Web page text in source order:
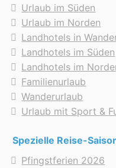
Urlaub im Süden
Urlaub im Norden
Landhotels in
Landhotels im Süden
Landhotels im
Familienurlaub
Wanderurlaub
Urlaub mit Sport &
Spezielle Reise-
Pfingstferien 2026